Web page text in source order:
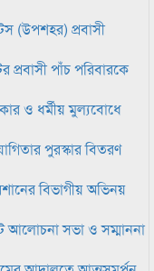
(উপশহর) প্রবাসী
প্রবাসী পাঁচ পরিবারকে
ও ধর্মীয় মুল্যবোধে
পুরস্কার বিতরণ
বিভাগীয় অভিনয়
আলোচনা সভা ও সম্মাননা